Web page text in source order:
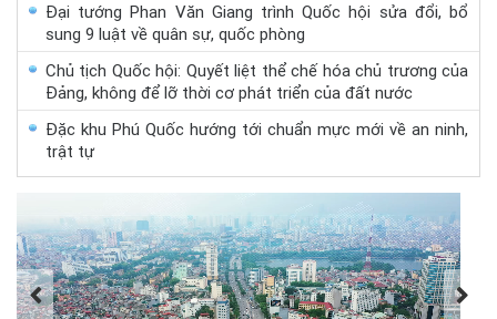
Đại tướng Phan Văn Giang trình Quốc hội sửa đổi, bổ
sung 9 luật về quân sự, quốc phòng
Chủ tịch Quốc hội: Quyết liệt thể chế hóa chủ trương của
Đảng, không để lỡ thời cơ phát triển của đất nước
Đặc khu Phú Quốc hướng tới chuẩn mực mới về an ninh,
trật tự